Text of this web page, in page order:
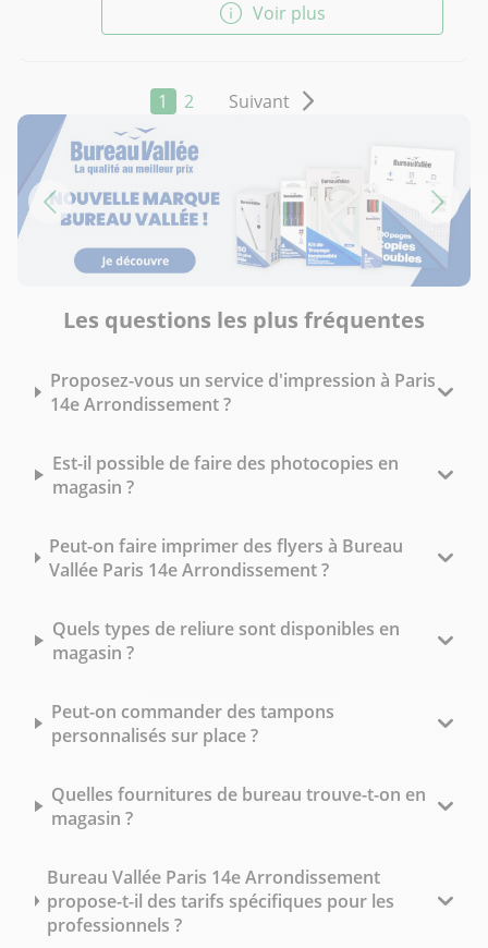
Voir plus
1 2 Suivant
Les questions les plus fréquentes
Proposez-vous un service d'impression à Paris
14e Arrondissement ?
Est-il possible de faire des photocopies en
magasin ?
Peut-on faire imprimer des flyers à Bureau
Vallée Paris 14e Arrondissement ?
Quels types de reliure sont disponibles en
magasin ?
Peut-on commander des tampons
personnalisés sur place ?
Quelles fournitures de bureau trouve-t-on en
magasin ?
Bureau Vallée Paris 14e Arrondissement
propose-t-il des tarifs spécifiques pour les
professionnels ?